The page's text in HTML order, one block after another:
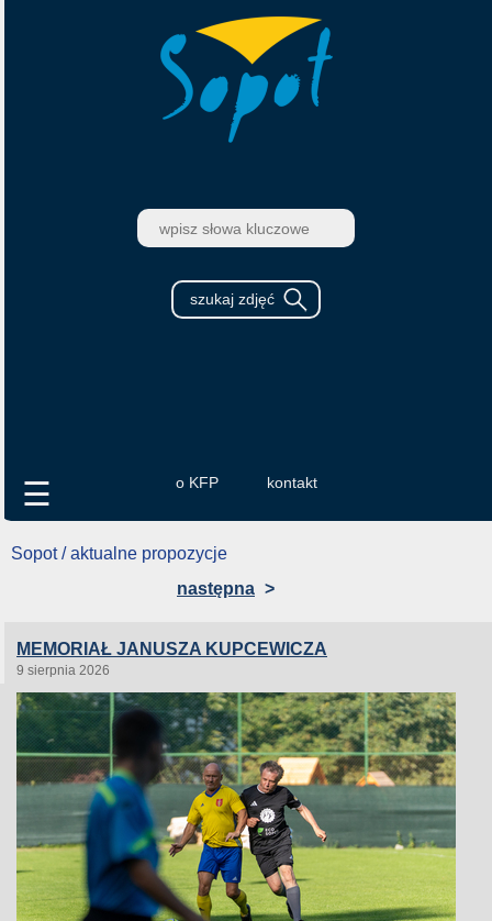
o KFP kontakt
☰
Sopot / aktualne propozycje
następna >
MEMORIAŁ JANUSZA KUPCEWICZA
9 sierpnia 2026